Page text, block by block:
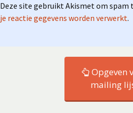
Deze site gebruikt Akismet om spam
je reactie gegevens worden verwerkt.
Opgeven
mailing